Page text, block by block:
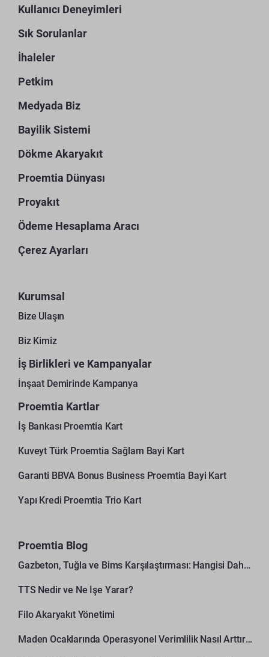
Kullanıcı Deneyimleri
Sık Sorulanlar
İhaleler
Petkim
Medyada Biz
Bayilik Sistemi
Dökme Akaryakıt
Proemtia Dünyası
Proyakıt
Ödeme Hesaplama Aracı
Çerez Ayarları
Kurumsal
Bize Ulaşın
Biz Kimiz
İş Birlikleri ve Kampanyalar
İnşaat Demirinde Kampanya
Proemtia Kartlar
İş Bankası Proemtia Kart
Kuveyt Türk Proemtia Sağlam Bayi Kart
Garanti BBVA Bonus Business Proemtia Bayi Kart
Yapı Kredi Proemtia Trio Kart
Proemtia Blog
Gazbeton, Tuğla ve Bims Karşılaştırması: Hangisi Daha Avantajlı?
TTS Nedir ve Ne İşe Yarar?
Filo Akaryakıt Yönetimi
Maden Ocaklarında Operasyonel Verimlilik Nasıl Arttırılır?